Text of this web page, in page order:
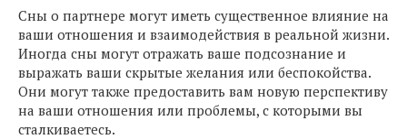
Сны о партнере могут иметь существенное влияние на
ваши отношения и взаимодействия в реальной жизни.
Иногда сны могут отражать ваше подсознание и
выражать ваши скрытые желания или беспокойства.
Они могут также предоставить вам новую перспективу
на ваши отношения или проблемы, с которыми вы
сталкиваетесь.